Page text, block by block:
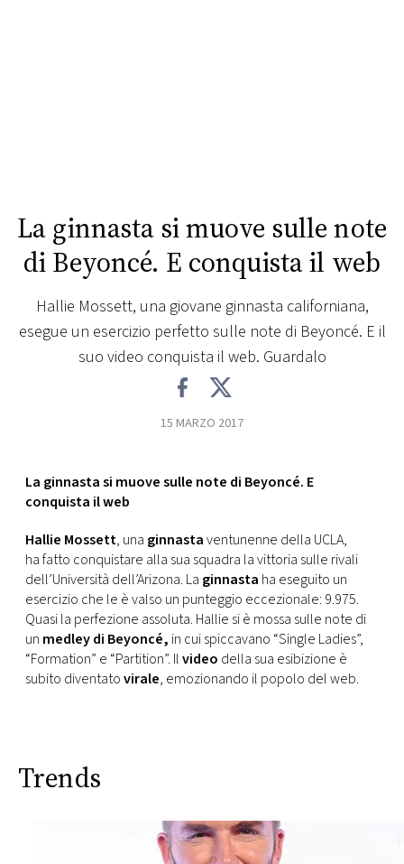
TV
PRINCIPATO
MONACO
La ginnasta si muove sulle note
di Beyoncé. E conquista il web
Hallie Mossett, una giovane ginnasta californiana,
esegue un esercizio perfetto sulle note di Beyoncé. E il
suo video conquista il web. Guardalo
15 MARZO 2017
La ginnasta si muove sulle note di Beyoncé. E
conquista il web
Hallie Mossett, una ginnastaventunenne della UCLA,
ha fatto conquistare alla sua squadra la vittoria sulle rivali
dell’Università dell’Arizona. La ginnasta ha eseguito un
esercizio che le è valso un punteggio eccezionale: 9.975.
Quasi la perfezione assoluta. Hallie si è mossa sulle note di
un medley di Beyoncé, in cui spiccavano “Single Ladies”,
“Formation” e “Partition”. Ilvideo della sua esibizione è
subito diventatovirale, emozionando il popolo del web.
Trends